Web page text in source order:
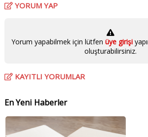
YORUM YAP
Yorum yapabilmek için lütfenüye girişi
oluşturabilirsiniz.
KAYITLI YORUMLAR
En Yeni Haberler